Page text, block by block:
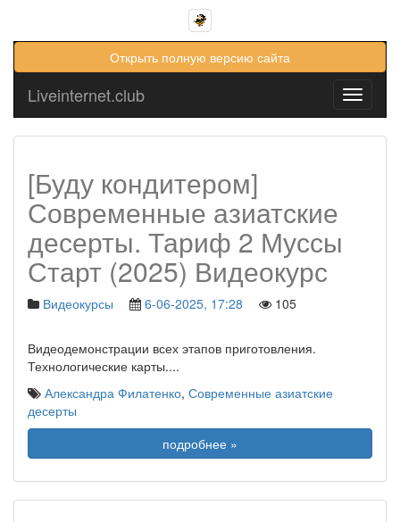
Открыть полную версию сайта
Toggle
Liveinternet.club
[Буду кондитером]
Современные азиатские
десерты. Тариф 2 Муссы
Старт (2025) Видеокурс
Видеокурсы 6-06-2025, 17:28 105
Видеодемонстрации всех этапов приготовления.
Технологические карты....
Александра Филатенко, Современные азиатские
десерты
подробнее »